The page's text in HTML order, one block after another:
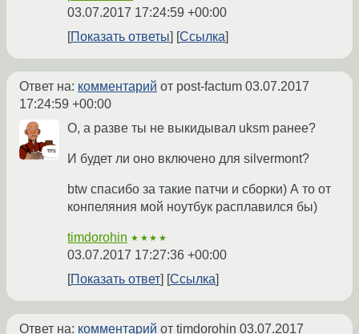
03.07.2017 17:24:59 +00:00
Показать ответы
Ссылка
Ответ на: комментарий от post-factum 03.07.2017
17:24:59 +00:00
О, а разве ты не выкидывал uksm ранее?
И будет ли оно включено для silvermont?
btw спасибо за такие патчи и сборки) А то от
конпеляния мой ноутбук расплавился бы)
timdorohin ★★★★
03.07.2017 17:27:36 +00:00
Показать ответ
Ссылка
Ответ на: комментарий от timdorohin 03.07.2017